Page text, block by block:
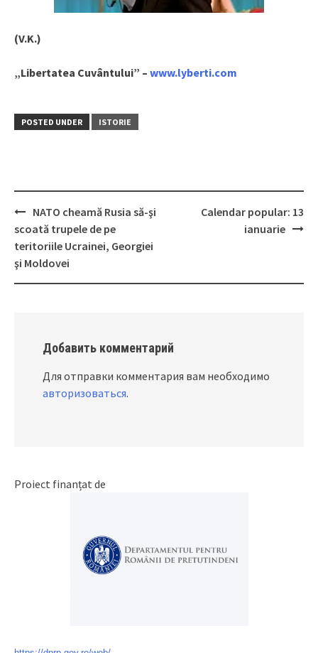
(V.K.)
„Libertatea Cuvântului” – www.lyberti.com
POSTED UNDER ISTORIE
Post
navigation
NATO cheamă Rusia să-şi
scoată trupele de pe
teritoriile Ucrainei, Georgiei
şi Moldovei
Calendar popular: 13
ianuarie
Добавить комментарий
Для отправки комментария вам необходимо
авторизоваться.
Proiect finanțat de